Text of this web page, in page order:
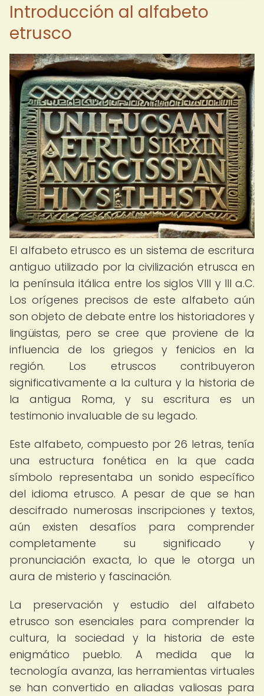
Introducción al alfabeto
etrusco
El alfabeto etrusco es un sistema de escritura
antiguo utilizado por la civilización etrusca en
la península itálica entre los siglos VIII y III a.C.
Los orígenes precisos de este alfabeto aún
son objeto de debate entre los historiadores y
lingüistas, pero se cree que proviene de la
influencia de los griegos y fenicios en la
región. Los etruscos contribuyeron
significativamente a la cultura y la historia de
la antigua Roma, y su escritura es un
testimonio invaluable de su legado.
Este alfabeto, compuesto por 26 letras, tenía
una estructura fonética en la que cada
símbolo representaba un sonido específico
del idioma etrusco. A pesar de que se han
descifrado numerosas inscripciones y textos,
aún existen desafíos para comprender
completamente su significado y
pronunciación exacta, lo que le otorga un
aura de misterio y fascinación.
La preservación y estudio del alfabeto
etrusco son esenciales para comprender la
cultura, la sociedad y la historia de este
enigmático pueblo. A medida que la
tecnología avanza, las herramientas virtuales
se han convertido en aliadas valiosas para